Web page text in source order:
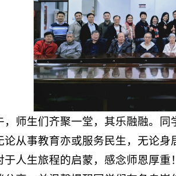
，师生们齐聚一堂，其乐融融。
论从事教育亦或服务民生，无论
于人生旅程的启蒙，感念师恩厚